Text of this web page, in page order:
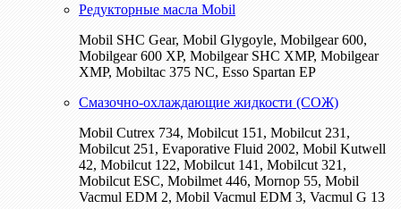
Редукторные масла Mobil
Mobil SHC Gear, Mobil Glygoyle, Mobilgear 600,
Mobilgear 600 XP, Mobilgear SHC XMP, Mobilgear
XМP, Mobiltac 375 NC, Esso Spartan EP
Смазочно-охлаждающие жидкости (СОЖ)
Mobil Cutrex 734, Mobilcut 151, Mobilcut 231,
Mobilcut 251, Evaporative Fluid 2002, Mobil Kutwell
42, Mobilcut 122, Mobilcut 141, Mobilcut 321,
Mobilcut ESC, Mobilmet 446, Mornop 55, Mobil
Vacmul EDM 2, Mobil Vacmul EDM 3, Vacmul G 13